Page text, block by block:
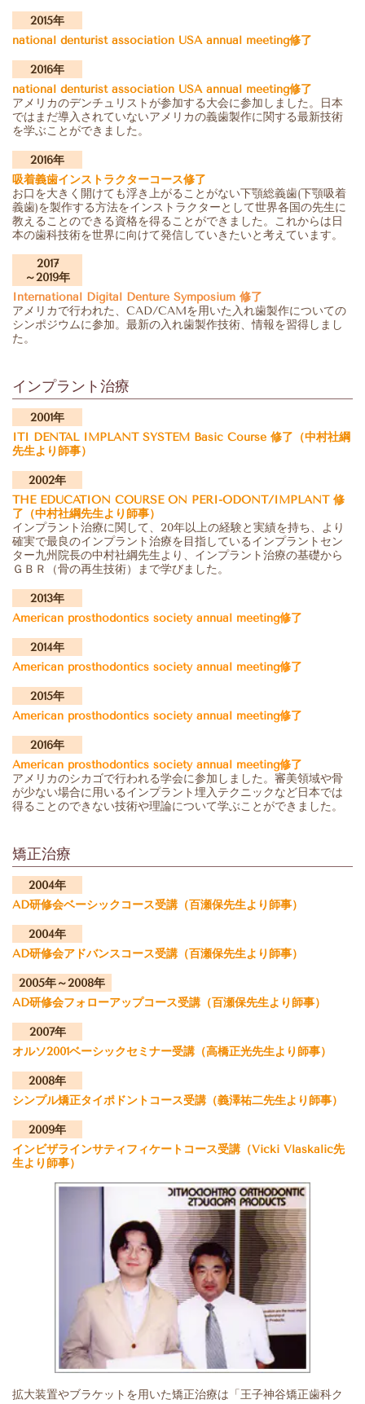
2015年
national denturist association USA annual meeting修了
2016年
national denturist association USA annual meeting修了
アメリカのデンチュリストが参加する大会に参加しました。日本
ではまだ導入されていないアメリカの義歯製作に関する最新技術
を学ぶことができました。
2016年
吸着義歯インストラクターコース修了
お口を大きく開けても浮き上がることがない下顎総義歯(下顎吸着
義歯)を製作する方法をインストラクターとして世界各国の先生に
教えることのできる資格を得ることができました。これからは日
本の歯科技術を世界に向けて発信していきたいと考えています。
2017
～2019年
International Digital Denture Symposium 修了
アメリカで行われた、CAD/CAMを用いた入れ歯製作についての
シンポジウムに参加。最新の入れ歯製作技術、情報を習得しまし
た。
インプラント治療
2001年
ITI DENTAL IMPLANT SYSTEM Basic Course 修了 （中村社綱
先生より師事）
2002年
THE EDUCATION COURSE ON PERI-ODONT/IMPLANT 修
了 （中村社綱先生より師事）
インプラント治療に関して、20年以上の経験と実績を持ち、より
確実で最良のインプラント治療を目指しているインプラントセン
ター九州院長の中村社綱先生より、インプラント治療の基礎から
ＧＢＲ（骨の再生技術）まで学びました。
2013年
American prosthodontics society annual meeting修了
2014年
American prosthodontics society annual meeting修了
2015年
American prosthodontics society annual meeting修了
2016年
American prosthodontics society annual meeting修了
アメリカのシカゴで行われる学会に参加しました。審美領域や骨
が少ない場合に用いるインプラント埋入テクニックなど日本では
得ることのできない技術や理論について学ぶことができました。
矯正治療
2004年
AD研修会ベーシックコース受講 （百瀬保先生より師事）
2004年
AD研修会アドバンスコース受講 （百瀬保先生より師事）
2005年～2008年
AD研修会フォローアップコース受講 （百瀬保先生より師事）
2007年
オルソ2001ベーシックセミナー受講 （高橋正光先生より師事）
2008年
シンプル矯正タイポドントコース受講 （義澤祐二先生より師事）
2009年
インビザラインサティフィケートコース受講 （Vicki Vlaskalic先
生より師事）
拡大装置やブラケットを用いた矯正治療は「王子神谷矯正歯科ク